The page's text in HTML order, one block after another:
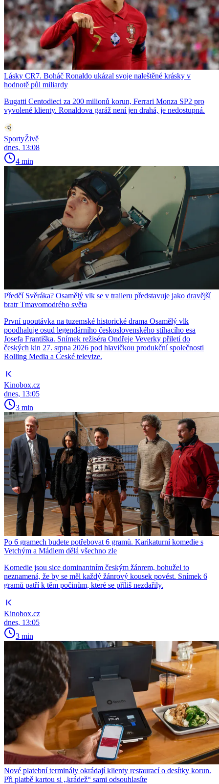
Lásky CR7. Boháč Ronaldo ukázal svoje naleštěné krásky v
hodnotě půl miliardy
Bugatti Centodieci za 200 milionů korun, Ferrari Monza SP2 pro
vyvolené klienty. Ronaldova garáž není jen drahá, je nedostupná.
SportyŽivě
dnes, 13:08
4 min
Předčí Svěráka? Osamělý vlk se v traileru představuje jako dravější
bratr Tmavomodrého světa
První upoutávka na tuzemské historické drama Osamělý vlk
poodhaluje osud legendárního československého stíhacího esa
Josefa Františka. Snímek režiséra Ondřeje Veverky přiletí do
českých kin 27. srpna 2026 pod hlavičkou produkční společnosti
Rolling Media a České televize.
Kinobox.cz
dnes, 13:05
3 min
Po 6 gramech budete potřebovat 6 gramů. Karikaturní komedie s
Vetchým a Mádlem dělá všechno zle
Komedie jsou sice dominantním českým žánrem, bohužel to
neznamená, že by se měl každý žánrový kousek povést. Snímek 6
gramů patří k těm počinům, které se příliš nezdařily.
Kinobox.cz
dnes, 13:05
3 min
Nové platební terminály okrádají klienty restaurací o desítky korun.
Při platbě kartou si „krádež“ sami odsouhlasíte